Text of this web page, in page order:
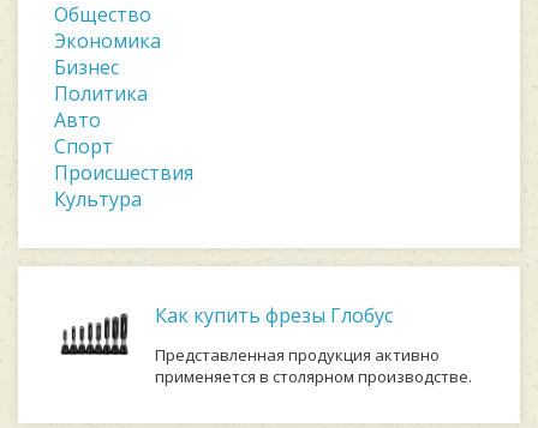
Общество
Экономика
Бизнес
Политика
Авто
Спорт
Происшествия
Культура
Как купить фрезы Глобус
Представленная продукция активно
применяется в столярном производстве.